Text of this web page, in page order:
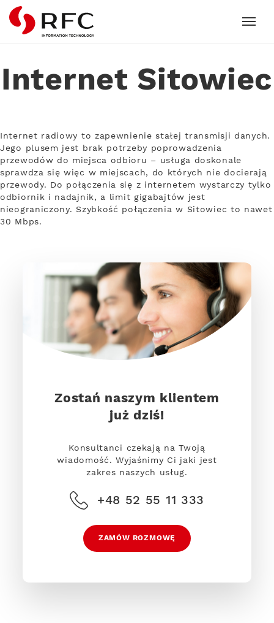
RFC
Internet Sitowiec
Internet radiowy to zapewnienie stałej transmisji danych.
Jego plusem jest brak potrzeby poprowadzenia
przewodów do miejsca odbioru – usługa doskonale
sprawdza się więc w miejscach, do których nie docierają
przewody. Do połączenia się z internetem wystarczy tylko
odbiornik i nadajnik, a limit gigabajtów jest
nieograniczony. Szybkość połączenia w Sitowiec to nawet
30 Mbps.
Zostań naszym klientem
już dziś!
Konsultanci czekają na Twoją
wiadomość. Wyjaśnimy Ci jaki jest
zakres naszych usług.
+48 52 55 11 333
ZAMÓW ROZMOWĘ